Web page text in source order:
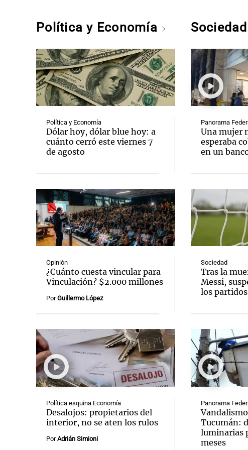
Política y Economía
Política y Economía
Dólar hoy, dólar blue hoy: a
cuánto cerró este viernes 7
de agosto
Opinión
¿Cuánto cuesta vincular para
Vinculación? $2.000 millones
PorGuillermo López
Política esquina Economía
Desalojos: propietarios del
interior, no se aten los rulos
PorAdrián Simioni
Sociedad
Panorama
Una mujer
esperaba
en un
Sociedad
Tras la
Messi,
los partidos
Panorama
Tucumán:
luminarias
meses
Notas